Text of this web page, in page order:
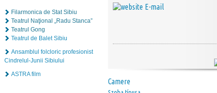
Filarmonica de Stat Sibiu
Teatrul Naţional „Radu Stanca”
Teatrul Gong
Teatrul de Balet Sibiu
Ansamblul folcloric profesionist
Cindrelul-Junii Sibiului
ASTRA film
E-mail
Camere